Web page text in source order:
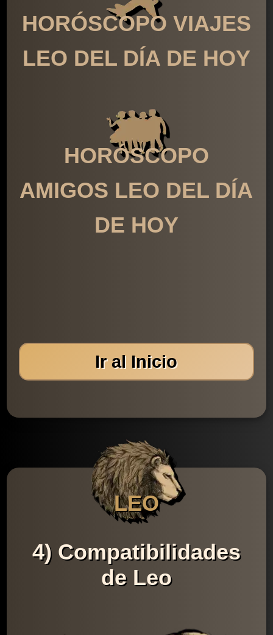
HORÓSCOPO VIAJES
LEO DEL DÍA DE HOY
HORÓSCOPO
AMIGOS LEO DEL DÍA
DE HOY
Ir al Inicio
LEO
4) Compatibilidades
de Leo